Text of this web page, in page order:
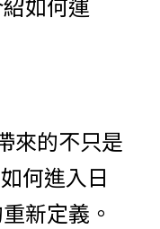
來的不只是
何進入日
新定義。